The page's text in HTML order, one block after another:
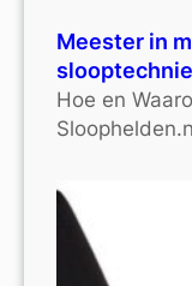
Meester in
Hoe en